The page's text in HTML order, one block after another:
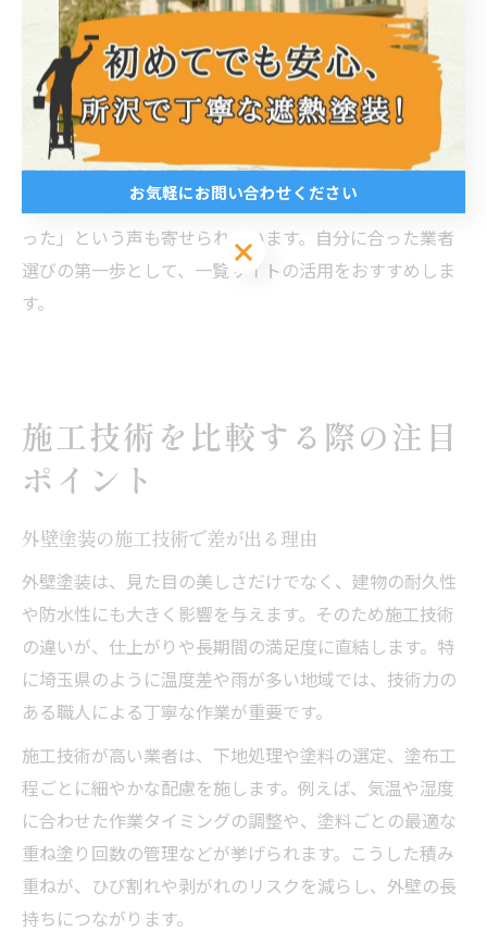
口コミ評価や施工後の満足度、アフターサービスの内容
などもチェックポイントです。複数社から見積もりを取
り、比較検討することで、納得のいく選択が可能となり
ます。
実際に業者一覧を活用した人からは「複数業者を簡単に
比較できて安心」「ランキングや口コミが判断材料にな
った」という声も寄せられています。自分に合った業者
選びの第一歩として、一覧サイトの活用をおすすめしま
す。
施工技術を比較する際の注目
ポイント
外壁塗装の施工技術で差が出る理由
外壁塗装は、見た目の美しさだけでなく、建物の耐久性
や防水性にも大きく影響を与えます。そのため施工技術
の違いが、仕上がりや長期間の満足度に直結します。特
に埼玉県のように温度差や雨が多い地域では、技術力の
ある職人による丁寧な作業が重要です。
施工技術が高い業者は、下地処理や塗料の選定、塗布工
程ごとに細やかな配慮を施します。例えば、気温や湿度
に合わせた作業タイミングの調整や、塗料ごとの最適な
重ね塗り回数の管理などが挙げられます。こうした積み
重ねが、ひび割れや剥がれのリスクを減らし、外壁の長
持ちにつながります。
お気軽にお問い合わせください
お気軽にお問い合わせください